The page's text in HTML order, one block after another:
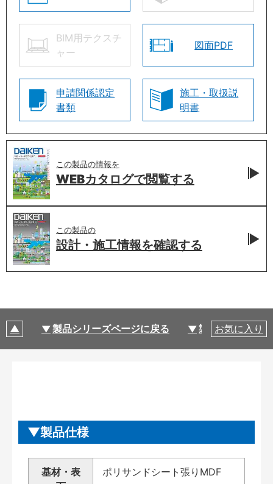
BIM用テクスチ
ャー
図面PDF
申請関係認定
書類
施工・取扱説
明書
この製品の情報を
WEBカタログで閲覧する
この製品の
設計・施工情報を確認する
製品シリーズページに戻る 製品仕様
お気に入り
製品仕様
基材・表
ポリサンドシート張りMDF